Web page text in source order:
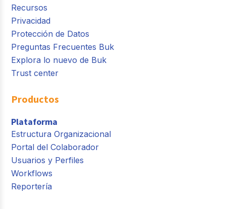
Recursos
Privacidad
Protección de Datos
Preguntas Frecuentes Buk
Explora lo nuevo de Buk
Trust center
Productos
Plataforma
Estructura Organizacional
Portal del Colaborador
Usuarios y Perfiles
Workflows
Reportería